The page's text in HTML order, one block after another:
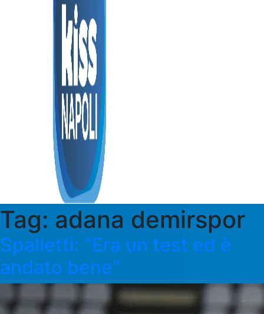
Tag: adana demirspor
Spalletti: “Era un test ed è
andato bene”